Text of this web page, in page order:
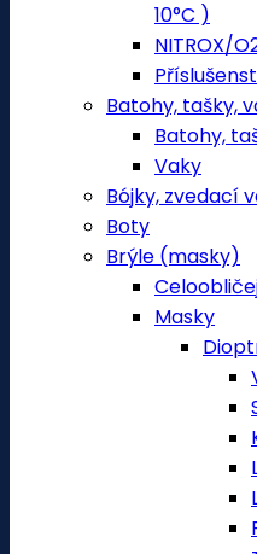
10°C )
NITROX/
Batohy, tašky,
Batohy,
Vaky
Bójky, zvedací
Boty
Brýle (masky)
Masky